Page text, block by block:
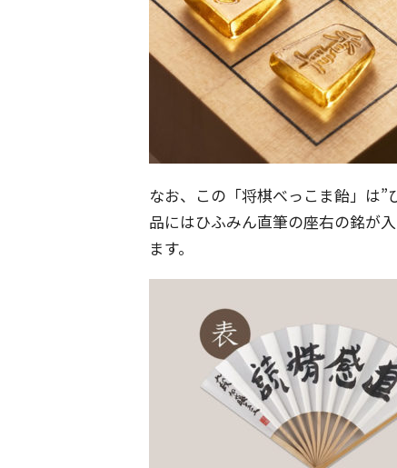
なお、この「将棋べっこま飴」は
品にはひふみん直筆の座右の銘が
ます。